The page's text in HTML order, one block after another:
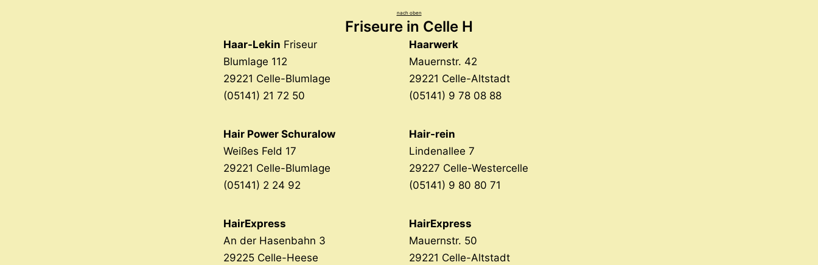
nach oben
Friseure in Celle H
Haar-Lekin Friseur
Blumlage 112
29221 Celle-Blumlage
(05141) 21 72 50
Haarwerk
Mauernstr. 42
29221 Celle-Altstadt
(05141) 9 78 08 88
Hair Power Schuralow
Weißes Feld 17
29221 Celle-Blumlage
(05141) 2 24 92
Hair-rein
Lindenallee 7
29227 Celle-Westercelle
(05141) 9 80 80 71
HairExpress
An der Hasenbahn 3
29225 Celle-Heese
HairExpress
Mauernstr. 50
29221 Celle-Altstadt